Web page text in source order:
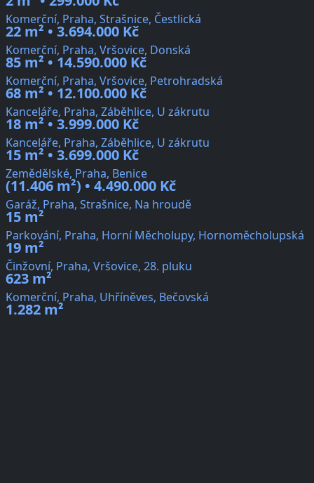
Komerční, Praha, Strašnice, Čestlická
22 m² • 3.694.000 Kč
Komerční, Praha, Vršovice, Donská
85 m² • 14.590.000 Kč
Komerční, Praha, Vršovice, Petrohradská
68 m² • 12.100.000 Kč
Kanceláře, Praha, Záběhlice, U zákrutu
18 m² • 3.999.000 Kč
Kanceláře, Praha, Záběhlice, U zákrutu
15 m² • 3.699.000 Kč
Zemědělské, Praha, Benice
(11.406 m²) • 4.490.000 Kč
Garáž, Praha, Strašnice, Na hroudě
15 m²
Parkování, Praha, Horní Měcholupy, Hornoměcholupská
19 m²
Činžovní, Praha, Vršovice, 28. pluku
623 m²
Komerční, Praha, Uhříněves, Bečovská
1.282 m²